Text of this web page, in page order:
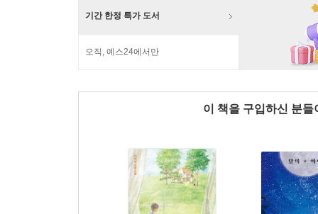
기간 한정 특가 도서
오직, 예스24에서만
이 책을 구입하신 분